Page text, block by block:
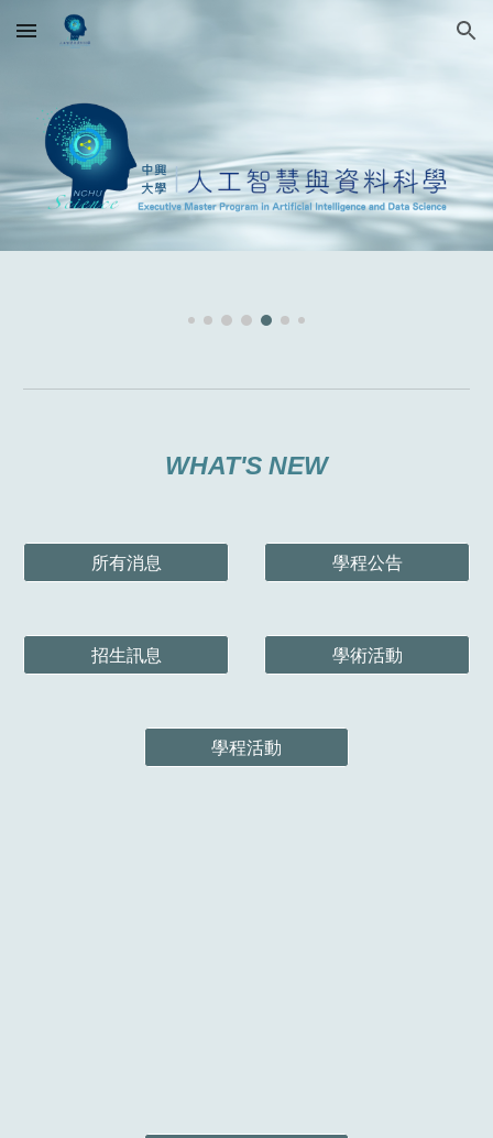
Skip to main content Skip to navigation
WHAT'S NEW
所有消息 學程公告
招生訊息 學術活動
學程活動